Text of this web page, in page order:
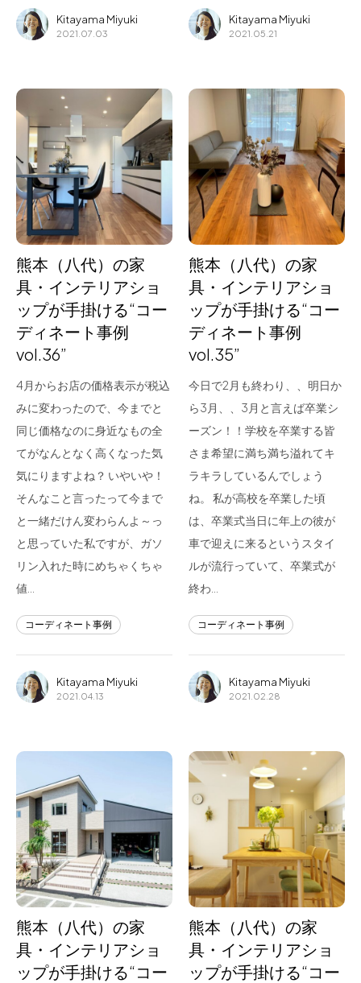
Kitayama Miyuki
2021.07.03
Kitayama Miyuki
2021.05.21
熊本（八代）の家
具・インテリアショ
ップが手掛ける“コー
ディネート事例
vol.36”
4月からお店の価格表示が税込
みに変わったので、今までと
同じ価格なのに身近なもの全
てがなんとなく高くなった気
気にりますよね？ いやいや！
そんなこと言ったって今まで
と一緒だけん変わらんよ～っ
と思っていた私ですが、ガソ
リン入れた時にめちゃくちゃ
値…
コーディネート事例
Kitayama Miyuki
2021.04.13
熊本（八代）の家
具・インテリアショ
ップが手掛ける“コー
ディネート事例
vol.35”
今日で2月も終わり、、明日か
ら3月、、3月と言えば卒業シ
ーズン！！学校を卒業する皆
さま希望に満ち満ち溢れてキ
ラキラしているんでしょう
ね。 私が高校を卒業した頃
は、卒業式当日に年上の彼が
車で迎えに来るというスタイ
ルが流行っていて、卒業式が
終わ…
コーディネート事例
Kitayama Miyuki
2021.02.28
熊本（八代）の家
具・インテリアショ
ップが手掛ける“コー
熊本（八代）の家
具・インテリアショ
ップが手掛ける“コー